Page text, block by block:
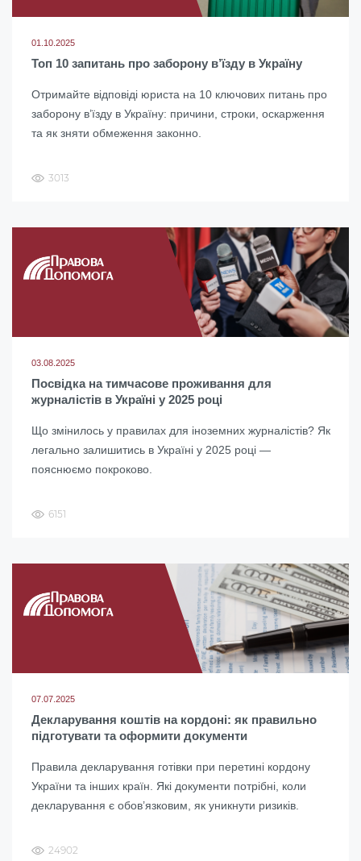
01.10.2025
Топ 10 запитань про заборону в’їзду в Україну
Отримайте відповіді юриста на 10 ключових питань про
заборону в’їзду в Україну: причини, строки, оскарження
та як зняти обмеження законно.
3013
03.08.2025
Посвідка на тимчасове проживання для
журналістів в Україні у 2025 році
Що змінилось у правилах для іноземних журналістів? Як
легально залишитись в Україні у 2025 році —
пояснюємо покроково.
6151
07.07.2025
Декларування коштів на кордоні: як правильно
підготувати та оформити документи
Правила декларування готівки при перетині кордону
України та інших країн. Які документи потрібні, коли
декларування є обов’язковим, як уникнути ризиків.
24902